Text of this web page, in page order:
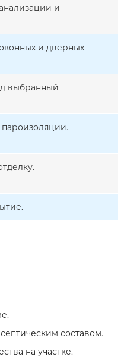
и
и дверных
выбранный
составом.
на участке.